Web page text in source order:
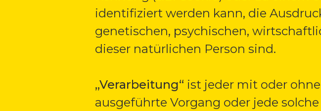
identifiziert werden kann, die
genetischen, psychischen,
dieser natürlichen Person sind.
„Verarbeitung“ ist jeder mit oder
ausgeführte Vorgang oder jede